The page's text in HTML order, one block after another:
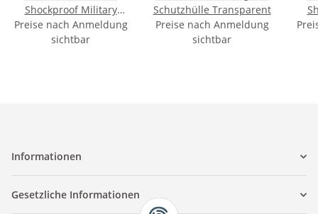
Shockproof Military
Standards Drop Tested
(MIL-STD 810G-516.7)
Preise nach Anmeldung
sichtbar
Schutzhülle Transparent
Preise nach Anmeldung
sichtbar
Informationen
Gesetzliche Informationen